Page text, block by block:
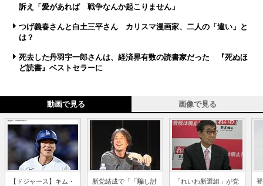
訴え「愛があれば 戦争なんか起こりません」
つげ義春さんと白土三平さん カリスマ漫画家、二人の「違い」と
は？
死去した丹羽宇一郎さんは、経済界有数の読書家だった 『死ぬほ
ど読書』ベストセラーに
動画で見る 画像で見る
【ドジャース】キム・
新党結成で「「騙し討
「れいわ新選組」が党